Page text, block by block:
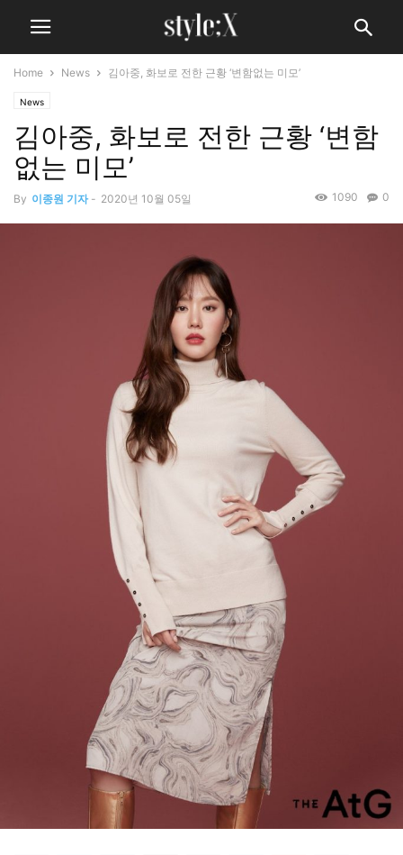
Home News 김아중, 화보로 전한 근황 ‘변함없는 미모’
News
김아중, 화보로 전한 근황 ‘변함
없는 미모’
By 이종원 기자 - 2020년 10월 05일 0
1090